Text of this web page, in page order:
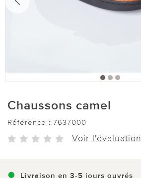
Chaussons camel
Référence : 7637000
Voir l'évaluation
Livraison en 3-5 jours ouvrés